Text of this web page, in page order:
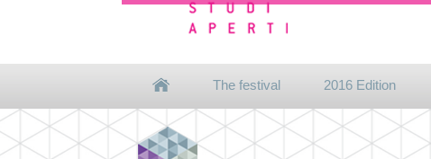
The festival 2016 Edition